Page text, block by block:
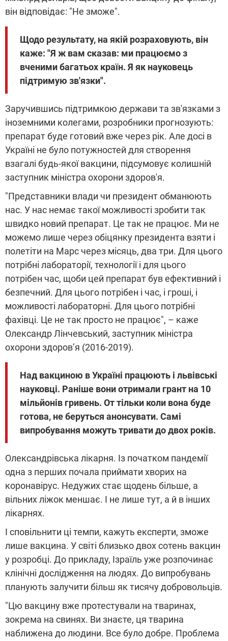
він відповідає: "Не зможе".
Щодо результату, на якій розраховують, він
каже: "Я ж вам сказав: ми працюємо з
вченими багатьох країн. Я як науковець
підтримую зв'язки".
Заручившись підтримкою держави та зв'язками з
іноземними колегами, розробники прогнозують:
препарат буде готовий вже через рік. Але досі в
Україні не було потужностей для створення
взагалі будь-якої вакцини, підсумовує колишній
заступник міністра охорони здоров'я.
"Представники влади чи президент обманюють
нас. У нас немає такої можливості зробити так
швидко новий препарат. Це так не працює. Ми не
можемо лише через обіцянку президента взяти і
полетіти на Марс через місяць, два три. Для цього
потрібні лабораторії, технології і для цього
потрібен час, щоби цей препарат був ефективний і
безпечний. Для цього потрібен і час, і гроші, і
можливості лабораторні. Для цього потрібні
фахівці. Це не так просто не працює", – каже
Олександр Лінчевський, заступник міністра
охорони здоров’я (2016-2019).
Над вакциною в Україні працюють і львівські
науковці. Раніше вони отримали грант на 10
мільйонів гривень. От тільки коли вона буде
готова, не беруться анонсувати. Самі
випробування можуть тривати до двох років.
Олександрівська лікарня. Із початком пандемії
одна з перших почала приймати хворих на
коронавірус. Недужих стає щодень більше, а
вільних ліжок меншає. І не лише тут, а й в інших
лікарнях.
І сповільнити ці темпи, кажуть експерти, зможе
лише вакцина. У світі близько двох сотень вакцин
у розробці. До прикладу, Ізраїль уже розпочинає
клінічні дослідження на людях. До випробувань
планують залучити більш як тисячу добровольців.
"Цю вакцину вже протестували на тваринах,
зокрема на свинях. Ви знаєте, ця тварина
наближена до людини. Все було добре. Проблема